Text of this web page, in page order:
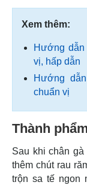
Xem thêm:
Hướng
vị, hấp dẫn
Hướng
chuẩn vị
Thành
Sau khi chân
thêm chút rau
trộn sa tế ngon